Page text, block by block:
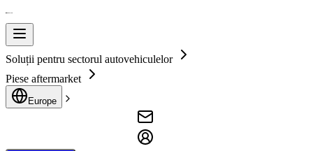
Soluții pentru sectorul autovehiculelor
Piese aftermarket
Europe